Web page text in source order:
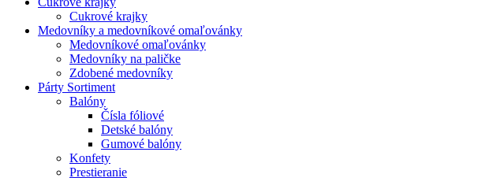
Cukrové krajky
Medovníky a medovníkové omaľovánky
Medovníkové omaľovánky
Medovníky na paličke
Zdobené medovníky
Párty Sortiment
Balóny
Čísla fóliové
Detské balóny
Gumové balóny
Konfety
Prestieranie